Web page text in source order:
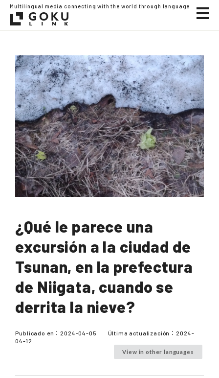
Multilingual media connecting with the world through language
¿Qué le parece una
excursión a la ciudad de
Tsunan, en la prefectura
de Niigata, cuando se
derrita la nieve?
Publicado en： 2024-04-05 Última actualización： 2024-
04-12
View in other languages